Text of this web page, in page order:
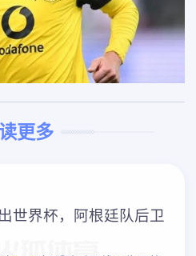
更多
世界杯，阿根廷队后卫